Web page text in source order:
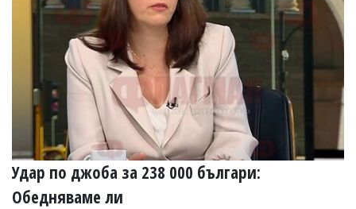
Удар по джоба за 238 000 българи:
Обедняваме ли